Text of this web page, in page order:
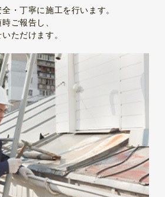
・丁寧に施工を行います。
ご報告し、
ただけます。